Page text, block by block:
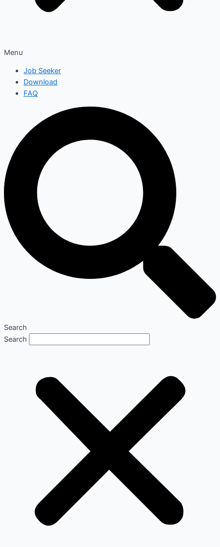
Menu
Job Seeker
Download
FAQ
Search
Search